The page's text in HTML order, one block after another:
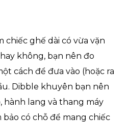
chiếc ghế dài có vừa vặn
không, bạn nên đo
cách để đưa vào (hoặc ra
Dibble khuyên bạn nên
hành lang và thang máy
bảo có chỗ để mang chiếc